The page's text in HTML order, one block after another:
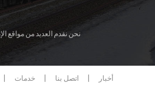
نحن نقدم العديد من مواقع
خدمات اتصل بنا
أخبار